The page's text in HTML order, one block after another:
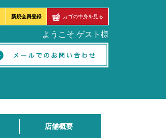
新規会員登録 カゴの中身を見る
ようこそ ゲスト様
店舗概要